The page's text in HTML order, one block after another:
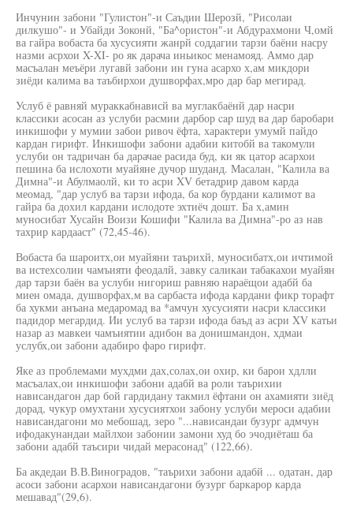
Инчунин забони "Гулистон"-и Саъдии Шерозй, "Рисолаи
дилкушо"- и Убайди Зоконй, "Ба^ористон"-и Абдурахмони Ч,омй
ва гайра вобаста ба хусусияти жанрй соддагии тарзи баёни насру
назми асрхои X-XI- ро як дарача иньикос менамояд. Аммо дар
масъалан меъёри лугавй забони ин гуна асархо х,ам микдори
зиёди калима ва таъбирхои душворфах,мро дар бар мегирад.
Услуб ё равняй мураккабнависй ва муглакбаёнй дар насри
классики асосан аз услуби расмии дарбор cap шуд ва дар баробари
инкишофи у мумии забои ривоч ёфта, характери умумй пайдо
кардан гирифт. Инкишофи забони адабии китобй ва такомули
услуби он тадричан ба дарачае расида буд, ки як цатор асархои
пешина ба ислохоти муайяне дучор шуданд. Масалан, "Калила ва
Димна"-и Абулмаолй, ки то асри XV бетадрир давом карда
меомад, "дар услуб ва тарзи ифода, ба кор бурдани калимот ва
гайра ба дохил кардани ислодоте эхтиёч дошт. Ба х,амин
муносибат Хусайн Воизи Кошифи "Калила ва Димна"-ро аз нав
тахрир кардааст" (72,45-46).
Вобаста ба шароитх,ои муайяни таърихй, муносибатх,ои ичтимой
ва истехсолии чамъияти феодалй, завку саликаи табакахои муайян
дар тарзи баён ва услуби нигориш равняю нараёщои адабй ба
миен омада, душворфах,м ва сарбаста ифода кардани фикр торафт
ба хукми анъана медаромад ва *амчун хусусияти насри классики
падидор мегардид. Ии услуб ва тарзи ифода баъд аз асри XV катьи
назар аз мавкеи чамъиятии адибон ва донишмандон, хдмаи
услубх,ои забони адабиро фаро гирифт.
Яке аз проблемами мухдми дах,солах,ои охир, ки барои хдлли
масъалах,ои инкишофи забони адабй ва роли таърихии
нависандагон дар бой гардидану такмил ёфтани он ахамияти зиёд
дорад, чукур омухтани хусусиятхои забону услуби мероси адабии
нависандагони мо мебошад, зеро "...нависандаи бузург адмчун
ифодакунандаи майлхои забонии замони худ бо эчодиёташ ба
забони адабй таъсири чидай мерасонад" (122,66).
Ба акдедаи В.В.Виноградов, "таърихи забони адабй ... одатан, дар
асоси забони асархои нависандагони бузург баркарор карда
мешавад"(29,6).